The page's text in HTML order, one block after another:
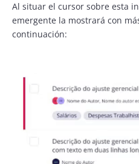
Al situar el cursor sobre esta
emergente la mostrará con
continuación: